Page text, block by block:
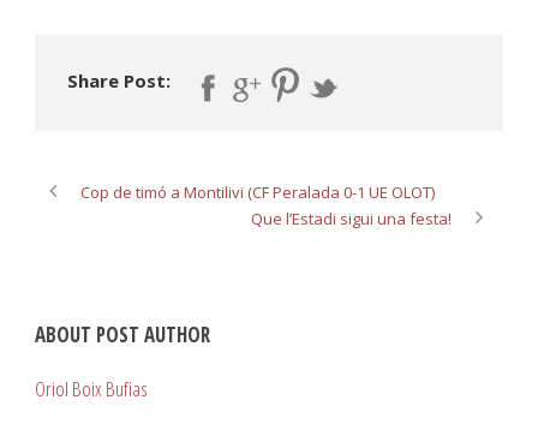
Share Post:
Cop de timó a Montilivi (CF Peralada 0-1 UE OLOT)
Que l’Estadi sigui una festa!
ABOUT POST AUTHOR
Oriol Boix Bufias